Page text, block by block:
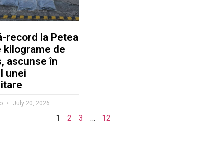
record la Petea
kilograme de
ascunse în
unei
July 20, 2026
1 2 3 … 12